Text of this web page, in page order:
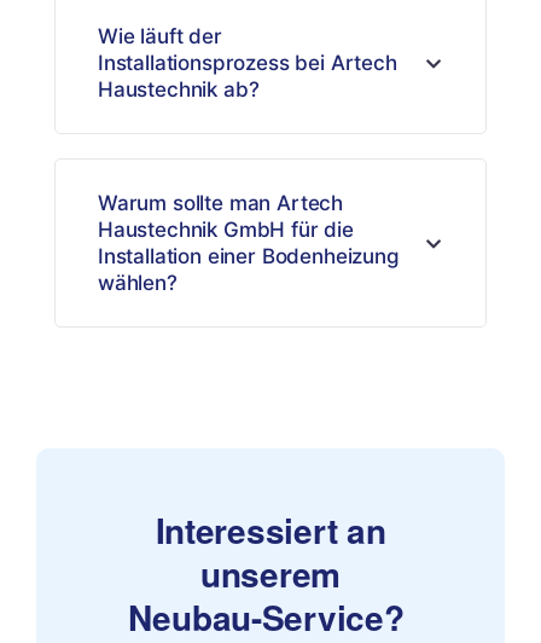
Wie läuft der
Installationsprozess bei Artech
Haustechnik ab?
Warum sollte man Artech
Haustechnik GmbH für die
Installation einer Bodenheizung
wählen?
Interessiert an
unserem
Neubau-Service?